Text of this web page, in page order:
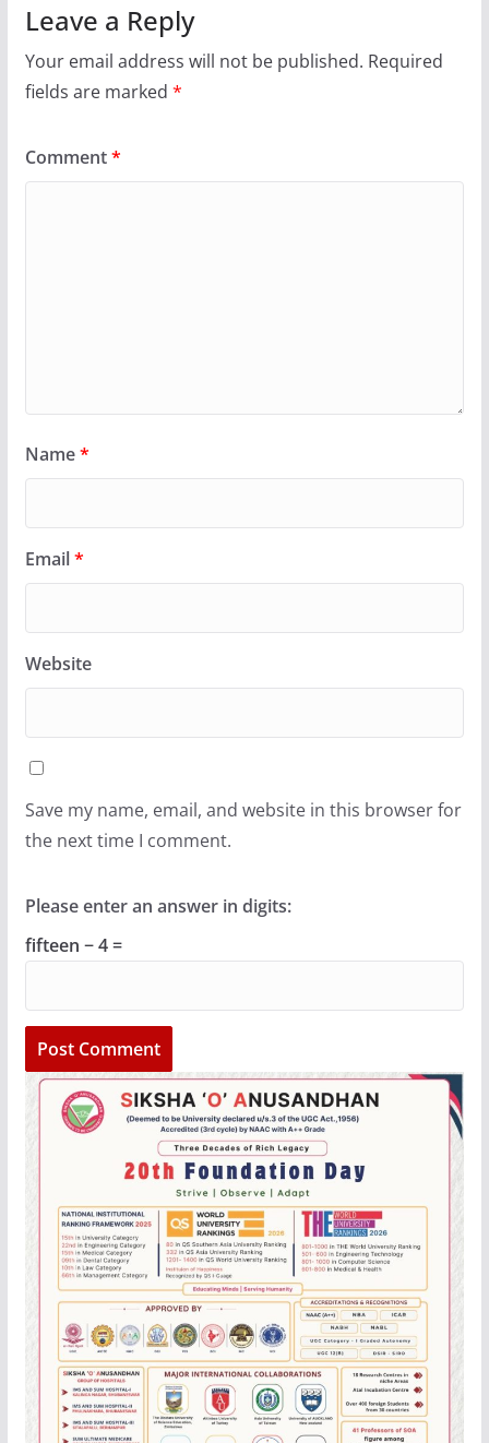
Leave a Reply
Your email address will not be published. Required
fields are marked *
Comment*
Name*
Email*
Website
Save my name, email, and website in this browser for
the next time I comment.
Please enter an answer in digits:
fifteen − 4 =